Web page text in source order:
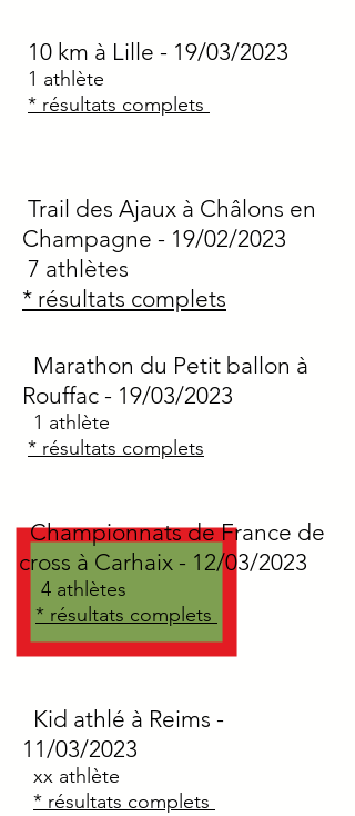
10 km à Lille - 19/03/2023
1 athlète
* résultats complets
Trail des Ajaux à Châlons en
Champagne - 19/02/2023
7 athlètes
* résultats complets
Marathon du Petit ballon à
Rouffac - 19/03/2023
1 athlète
* résultats complets
Championnats de France de
cross à Carhaix - 12/03/2023
4 athlètes
* résultats complets
Kid athlé à Reims -
11/03/2023
xx athlète
* résultats complets